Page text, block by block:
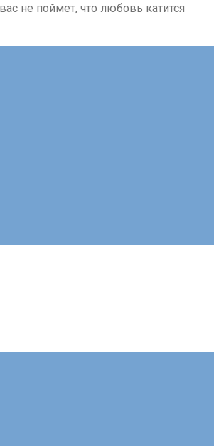
не поймет, что любовь катится